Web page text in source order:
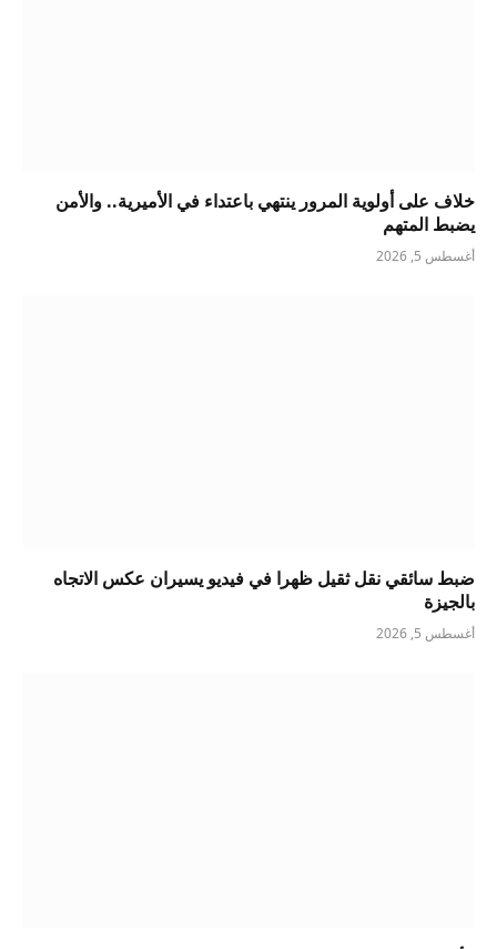
خلاف على أولوية المرور ينتهي باعتداء في الأميرية.. والأمن
يضبط المتهم
أغسطس 5, 2026
ضبط سائقي نقل ثقيل ظهرا في فيديو يسيران عكس الاتجاه
بالجيزة
أغسطس 5, 2026